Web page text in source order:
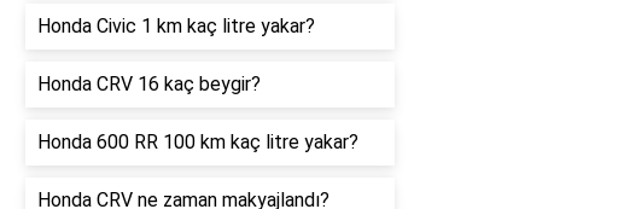
Honda Civic 1 km kaç litre yakar?
Honda CRV 16 kaç beygir?
Honda 600 RR 100 km kaç litre yakar?
Honda CRV ne zaman makyajlandı?